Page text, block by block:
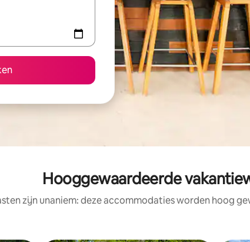
Hooggewaardeerde
zijn unaniem: deze accommodaties worden hoog